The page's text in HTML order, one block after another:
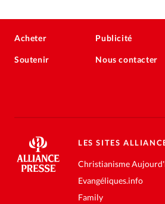
Acheter
Soutenir
Publicité
Nous contacter
LES SITES
Christianisme
Evangéliques.info
Family